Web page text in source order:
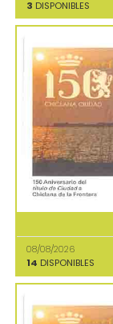
3 DISPONIBLES
08/08/2026
14 DISPONIBLES